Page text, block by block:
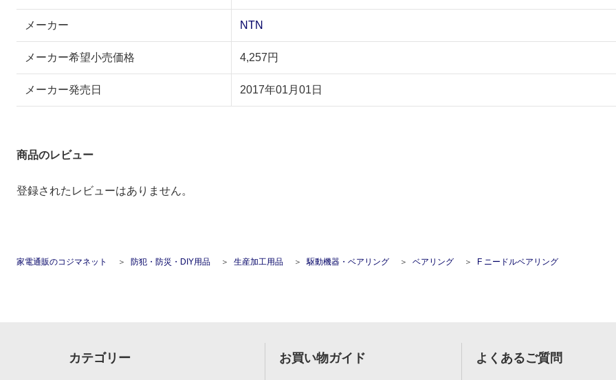
メーカー NTN
メーカー希望小売価格 4,257円
メーカー発売日 2017年01月01日
商品のレビュー
登録されたレビューはありません。
家電通販のコジマネット 防犯・防災・DIY用品 生産加工用品 駆動機器・ベアリング ベアリング F ニードルベアリング
カテゴリー お買い物ガイド よくあるご質問